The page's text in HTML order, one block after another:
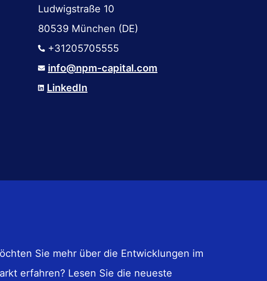
Ludwigstraße 10
80539 München (DE)
+31205705555
info@npm-capital.com
LinkedIn
Sie mehr über die Entwicklungen im
erfahren? Lesen Sie die neueste